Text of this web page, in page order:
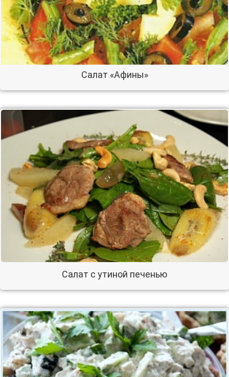
Салат «Афины»
Салат с утиной печенью